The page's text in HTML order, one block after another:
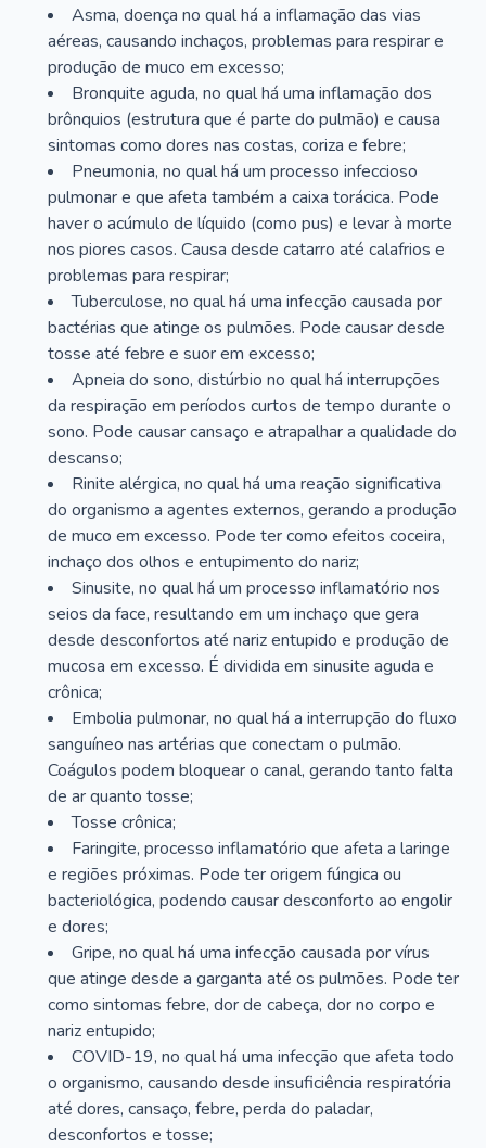
Asma, doença no qual há a inflamação das vias
aéreas, causando inchaços, problemas para respirar e
produção de muco em excesso;
Bronquite aguda, no qual há uma inflamação dos
brônquios (estrutura que é parte do pulmão) e causa
sintomas como dores nas costas, coriza e febre;
Pneumonia, no qual há um processo infeccioso
pulmonar e que afeta também a caixa torácica. Pode
haver o acúmulo de líquido (como pus) e levar à morte
nos piores casos. Causa desde catarro até calafrios e
problemas para respirar;
Tuberculose, no qual há uma infecção causada por
bactérias que atinge os pulmões. Pode causar desde
tosse até febre e suor em excesso;
Apneia do sono, distúrbio no qual há interrupções
da respiração em períodos curtos de tempo durante o
sono. Pode causar cansaço e atrapalhar a qualidade do
descanso;
Rinite alérgica, no qual há uma reação significativa
do organismo a agentes externos, gerando a produção
de muco em excesso. Pode ter como efeitos coceira,
inchaço dos olhos e entupimento do nariz;
Sinusite, no qual há um processo inflamatório nos
seios da face, resultando em um inchaço que gera
desde desconfortos até nariz entupido e produção de
mucosa em excesso. É dividida em sinusite aguda e
crônica;
Embolia pulmonar, no qual há a interrupção do fluxo
sanguíneo nas artérias que conectam o pulmão.
Coágulos podem bloquear o canal, gerando tanto falta
de ar quanto tosse;
Tosse crônica;
Faringite, processo inflamatório que afeta a laringe
e regiões próximas. Pode ter origem fúngica ou
bacteriológica, podendo causar desconforto ao engolir
e dores;
Gripe, no qual há uma infecção causada por vírus
que atinge desde a garganta até os pulmões. Pode ter
como sintomas febre, dor de cabeça, dor no corpo e
nariz entupido;
COVID-19, no qual há uma infecção que afeta todo
o organismo, causando desde insuficiência respiratória
até dores, cansaço, febre, perda do paladar,
desconfortos e tosse;